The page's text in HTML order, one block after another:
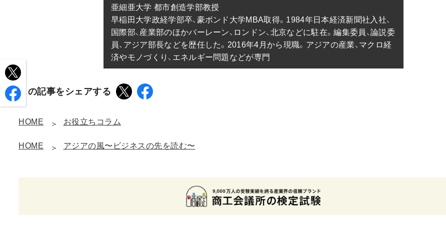
亜細亜大学 都市創造学部教授
早稲田大学政経学部卒、豪ボンド大学MBA取得。1984年日本経済新聞社入社、
国際部、産業部のほかバーレーン、ロンドン、北京などに駐在。編集委員、論説委
員、アジア部長などを歴任した。2016年4月から現職。アジアの産業、マクロ経
済やモノづくり、エネルギー問題などが専門
この記事をシェアする
HOME お役立ちコラム
HOME アジアの風〜ビジネスの先を読む〜